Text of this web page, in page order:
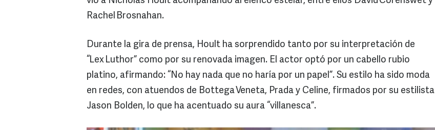
Rachel Brosnahan.
Durante la gira de prensa, Hoult ha sorprendido tanto por su interpretación de
“Lex Luthor” como por su renovada imagen. El actor optó por un cabello rubio
platino, afirmando: “No hay nada que no haría por un papel”. Su estilo ha sido moda
en redes, con atuendos de Bottega Veneta, Prada y Celine, firmados por su estilista
Jason Bolden, lo que ha acentuado su aura “villanesca”.